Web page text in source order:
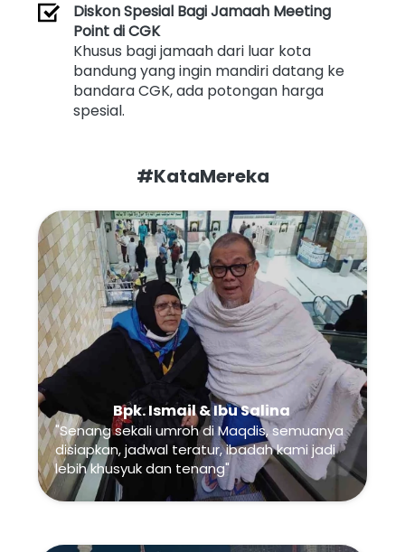
Diskon Spesial Bagi Jamaah Meeting
Point di CGK
Khusus bagi jamaah dari luar kota
bandung yang ingin mandiri datang ke
bandara CGK, ada potongan harga
spesial.
#KataMereka
Bpk. Ismail & Ibu Salina
"Senang sekali umroh di Maqdis, semuanya
disiapkan, jadwal teratur, ibadah kami jadi
lebih khusyuk dan tenang"